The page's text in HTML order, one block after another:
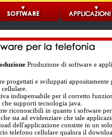
Produzione di software e
progettati e sviluppati
indispensabile per il corretto
supporti tecnologia java.
riconoscibili in quanto i software
sta ad evidenziare che tale
dell'applicazione consiste in un
telefono cellulare qualora il